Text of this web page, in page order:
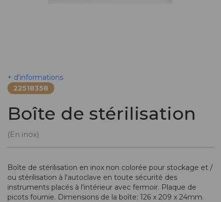
+ d'informations
22518358
Boîte de stérilisation
(En inox)
Boîte de stérilisation en inox non colorée pour stockage et /
ou stérilisation à l'autoclave en toute sécurité des
instruments placés à l'intérieur avec fermoir. Plaque de
picots fournie. Dimensions de la boîte: 126 x 209 x 24mm.